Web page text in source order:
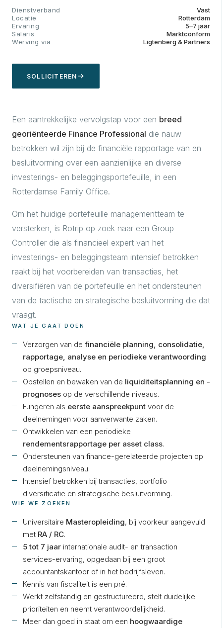
Dienstverband
Vast
Locatie
Rotterdam
Ervaring
5–7 jaar
Salaris
Marktconform
Werving via
Ligtenberg & Partners
SOLLICITEREN
Een aantrekkelijke vervolgstap voor een breed
georiënteerde Finance Professional die nauw
betrokken wil zijn bij de financiële rapportage van en
besluitvorming over een aanzienlijke en diverse
investerings- en beleggingsportefeuille, in een
Rotterdamse Family Office.
Om het huidige portefeuille managementteam te
versterken, is Rotrip op zoek naar een Group
Controller die als financieel expert van het
investerings- en beleggingsteam intensief betrokken
raakt bij het voorbereiden van transacties, het
diversifiëren van de portefeuille en het ondersteunen
van de tactische en strategische besluitvorming die dat
vraagt.
WAT JE GAAT DOEN
Verzorgen van de financiële planning, consolidatie,
rapportage, analyse en periodieke verantwoording
op groepsniveau.
Opstellen en bewaken van de liquiditeitsplanning en -
prognoses op de verschillende niveaus.
Fungeren als eerste aanspreekpunt voor de
deelnemingen voor aanverwante zaken.
Ontwikkelen van een periodieke
rendementsrapportage per asset class.
Ondersteunen van finance-gerelateerde projecten op
deelnemingsniveau.
Intensief betrokken bij transacties, portfolio
diversificatie en strategische besluitvorming.
WIE WE ZOEKEN
Universitaire Masteropleiding, bij voorkeur aangevuld
met RA / RC.
5 tot 7 jaar internationale audit- en transaction
services-ervaring, opgedaan bij een groot
accountantskantoor of in het bedrijfsleven.
Kennis van fiscaliteit is een pré.
Werkt zelfstandig en gestructureerd, stelt duidelijke
prioriteiten en neemt verantwoordelijkheid.
Meer dan goed in staat om een hoogwaardige